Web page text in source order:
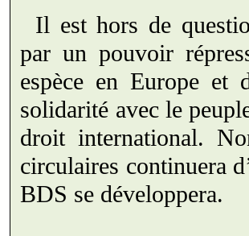
Il est hors de
par un pouvoir
espèce en Europe et
solidarité avec le
droit international.
circulaires continuera
BDS se développera.